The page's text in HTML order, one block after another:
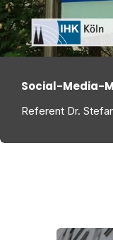
Social-Media-
Referent Dr.